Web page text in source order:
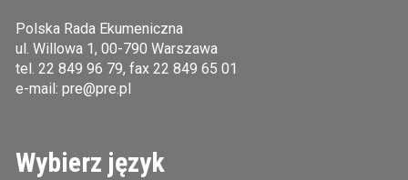
Polska Rada Ekumeniczna
ul. Willowa 1, 00-790 Warszawa
tel. 22 849 96 79, fax 22 849 65 01
e-mail: pre@pre.pl
Wybierz język